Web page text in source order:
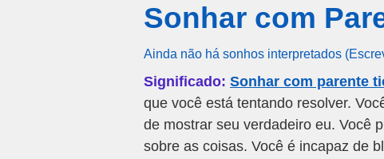
Sonhar com
Ainda não há sonhos interpretados
Significado: Sonhar com parente
que você está tentando resolver.
de mostrar seu verdadeiro eu. Você
sobre as coisas. Você é incapaz de